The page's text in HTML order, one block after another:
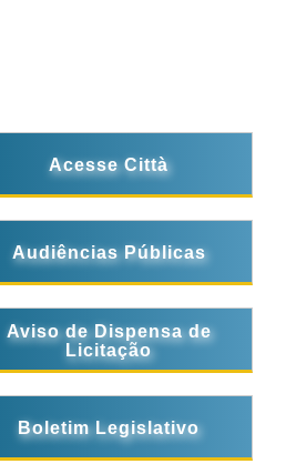
Acesse Città
Audiências Públicas
Aviso de Dispensa de
Licitação
Boletim Legislativo